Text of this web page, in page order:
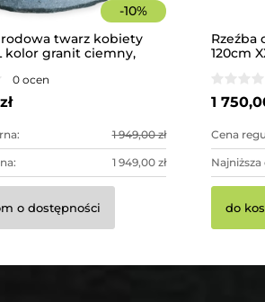
-10%
twarz kobiety
kolor granit ciemny,
0 ocen
1 949,00 zł
1 949,00 zł
o dostępności
Rzeźba
120cm
1
Cena
Najniższa
do